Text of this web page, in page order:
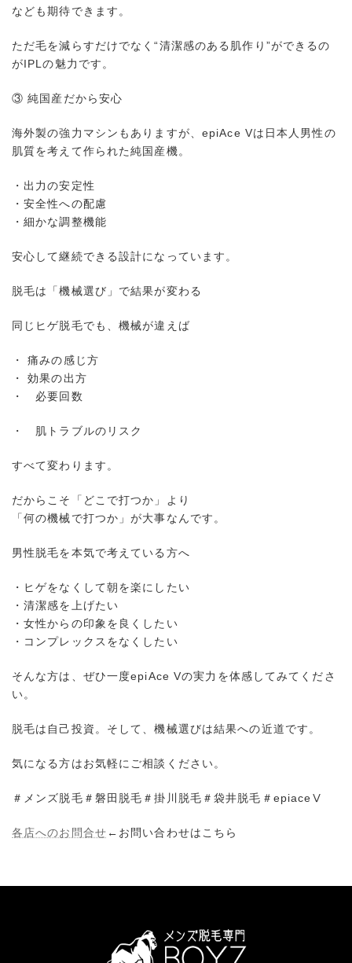
なども期待できます。
ただ毛を減らすだけでなく“清潔感のある肌作り”ができるの
がIPLの魅力です。
③ 純国産だから安心
海外製の強力マシンもありますが、epiAce Vは日本人男性の
肌質を考えて作られた純国産機。
・出力の安定性
・安全性への配慮
・細かな調整機能
安心して継続できる設計になっています。
脱毛は「機械選び」で結果が変わる
同じヒゲ脱毛でも、機械が違えば
・ 痛みの感じ方
・ 効果の出方
・ 必要回数
・ 肌トラブルのリスク
すべて変わります。
だからこそ「どこで打つか」より
「何の機械で打つか」が大事なんです。
男性脱毛を本気で考えている方へ
・ヒゲをなくして朝を楽にしたい
・清潔感を上げたい
・女性からの印象を良くしたい
・コンプレックスをなくしたい
そんな方は、ぜひ一度epiAce Vの実力を体感してみてくださ
い。
脱毛は自己投資。そして、機械選びは結果への近道です。
気になる方はお気軽にご相談ください。
＃メンズ脱毛＃磐田脱毛＃掛川脱毛＃袋井脱毛＃epiaceⅤ
各店へのお問合せ ←お問い合わせはこちら